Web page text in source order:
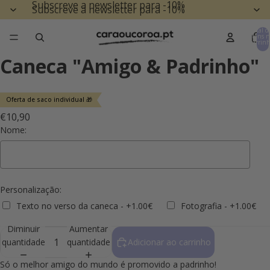
Subscreve a newsletter para -10%
Subscreve a newsletter para -10%
Total
itens
Caneca "Amigo & Padrinho"
Oferta de saco individual 🎁
€10,90
Nome:
Personalização:
Texto no verso da caneca - +1.00€
Fotografia - +1.00€
Selection will add to the price
Diminuir
quantidade
Aumentar
quantidade
Adicionar ao carrinho
Só o melhor amigo do mundo é promovido a padrinho!